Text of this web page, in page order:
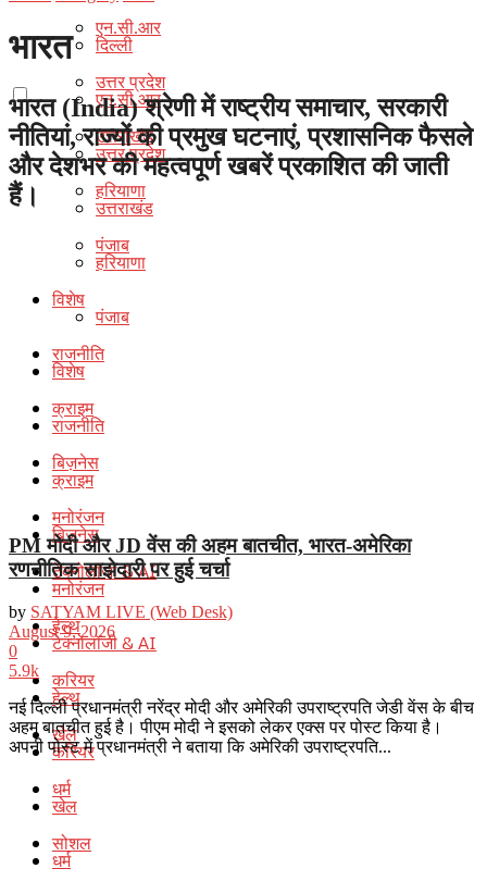
एन.सी.आर
उत्तर प्रदेश
उत्तराखंड
हरियाणा
पंजाब
विशेष
राजनीति
क्राइम
बिज़नेस
मनोरंजन
टेक्नोलॉजी & AI
हेल्थ
करियर
खेल
धर्म
सोशल
दिल्ली
एन.सी.आर
उत्तर प्रदेश
उत्तराखंड
हरियाणा
पंजाब
विशेष
राजनीति
क्राइम
बिज़नेस
मनोरंजन
टेक्नोलॉजी & AI
हेल्थ
करियर
खेल
धर्म
भारत
भारत (India) श्रेणी में राष्ट्रीय समाचार, सरकारी
नीतियां, राज्यों की प्रमुख घटनाएं, प्रशासनिक फैसले
और देशभर की महत्वपूर्ण खबरें प्रकाशित की जाती
हैं।
PM मोदी और JD वेंस की अहम बातचीत, भारत-अमेरिका
रणनीतिक साझेदारी पर हुई चर्चा
by SATYAM LIVE (Web Desk)
August 9, 2026
0
5.9k
नई दिल्ली प्रधानमंत्री नरेंद्र मोदी और अमेरिकी उपराष्ट्रपति जेडी वेंस के बीच
अहम बातचीत हुई है। पीएम मोदी ने इसको लेकर एक्स पर पोस्ट किया है।
अपनी पोस्ट में प्रधानमंत्री ने बताया कि अमेरिकी उपराष्ट्रपति...